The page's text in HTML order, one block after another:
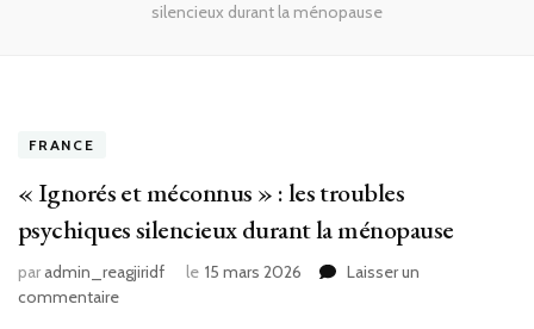
silencieux durant la ménopause
FRANCE
« Ignorés et méconnus » : les troubles
psychiques silencieux durant la ménopause
paradmin_reagjiridf le 15 mars 2026
Laisser un
commentairesur